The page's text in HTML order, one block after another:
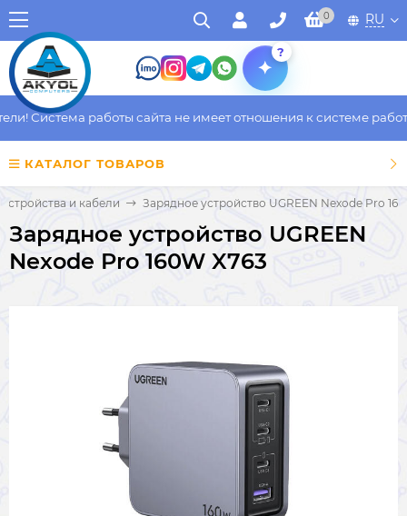
0 RU
?
Система работы сайта не имеет отношения к системе
КАТАЛОГ ТОВАРОВ
и кабели Зарядное устройство UGREEN Nexode Pro
Зарядное устройство UGREEN
Nexode Pro 160W X763